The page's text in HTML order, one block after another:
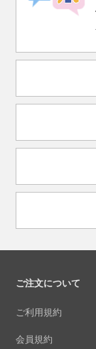
ご注文について
ご利用規約
会員規約